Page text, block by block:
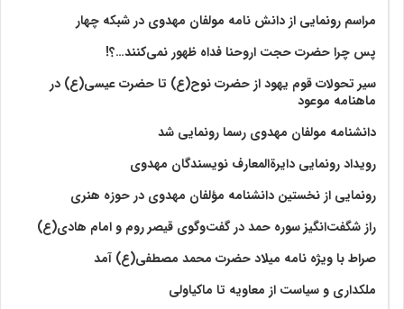
مراسم رونمایی از دانش نامه مولفان مهدوی در شبکه چهار
پس چرا حضرت حجت اروحنا فداه ظهور نمی‌کنند…؟!
سیر تحولات قوم یهود از حضرت نوح(ع) تا حضرت عیسی(ع) در
ماهنامه موعود
دانشنامه مولفان مهدوی رسما رونمایی شد
رویداد رونمایی دایرةالمعارف نویسندگان مهدوی
رونمایی از نخستین دانشنامه مؤلفان مهدوی در حوزه هنری
راز شگفت‌انگیز سوره حمد در گفت‌وگوی قیصر روم و امام هادی(ع)
صراط با ویژه نامه میلاد حضرت محمد مصطفی(ع) آمد
ملکداری و سیاست از معاویه تا ماکیاولی